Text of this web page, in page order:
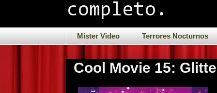
completo.
Mister Video Terrores Nocturnos
Cool Movie 15: